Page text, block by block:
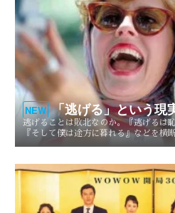
NEW 「逃げる」という現
逃げることは敗北なのか。『逃げるは
『そして僕は途方に暮れる』などを横